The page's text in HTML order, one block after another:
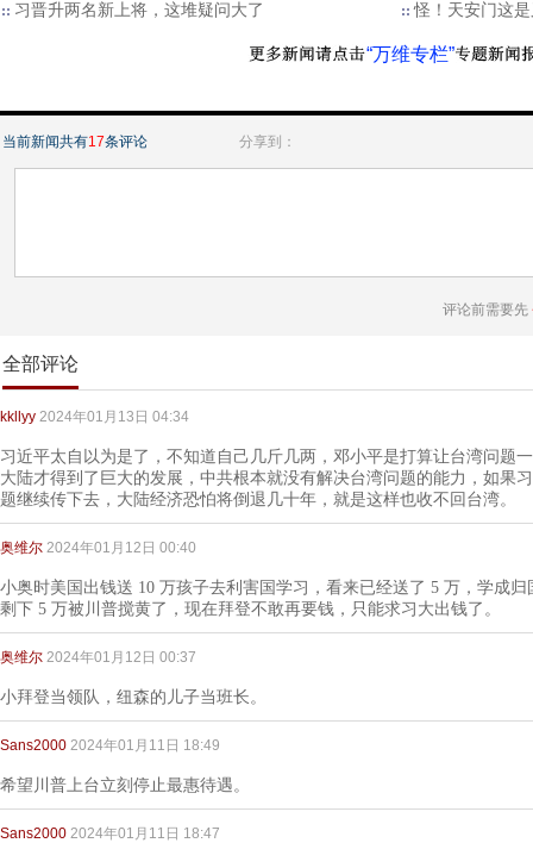
习晋升两名新上将，这堆疑问大了
怪！天安门这
“万维专栏”
当前新闻共有17条评论 分享到：
评论前需要先
全部评论
kkllyy 2024年01月13日 04:34
习近平太自以为是了，不知道自己几斤几两，邓小平是打算让台湾问题
大陆才得到了巨大的发展，中共根本就没有解决台湾问题的能力，如果
题继续传下去，大陆经济恐怕将倒退几十年，就是这样也收不回台湾。
奥维尔 2024年01月12日 00:40
小奥时美国出钱送 10 万孩子去利害国学习，看来已经送了 5 万，学成归
剩下 5 万被川普搅黄了，现在拜登不敢再要钱，只能求习大出钱了。
奥维尔 2024年01月12日 00:37
小拜登当领队，纽森的儿子当班长。
Sans2000 2024年01月11日 18:49
希望川普上台立刻停止最惠待遇。
Sans2000 2024年01月11日 18:47